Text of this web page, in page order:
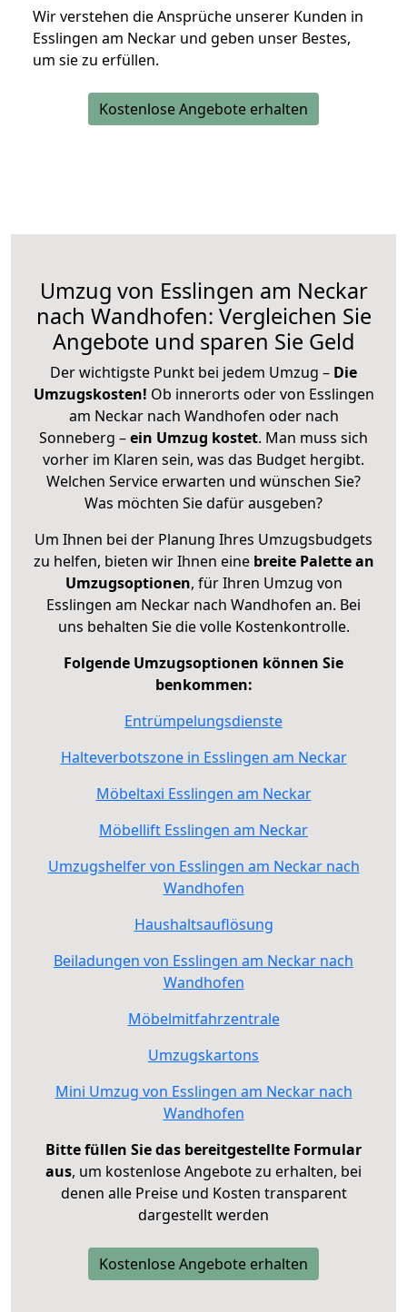
Wir verstehen die Ansprüche unserer Kunden in
Esslingen am Neckar und geben unser Bestes,
um sie zu erfüllen.
Kostenlose Angebote erhalten
Umzug von Esslingen am Neckar
nach Wandhofen: Vergleichen Sie
Angebote und sparen Sie Geld
Der wichtigste Punkt bei jedem Umzug – Die
Umzugskosten! Ob innerorts oder von Esslingen
am Neckar nach Wandhofen oder nach
Sonneberg –ein Umzug kostet. Man muss sich
vorher im Klaren sein, was das Budget hergibt.
Welchen Service erwarten und wünschen Sie?
Was möchten Sie dafür ausgeben?
Um Ihnen bei der Planung Ihres Umzugsbudgets
zu helfen, bieten wir Ihnen eine breite Palette an
Umzugsoptionen, für Ihren Umzug von
Esslingen am Neckar nach Wandhofen an. Bei
uns behalten Sie die volle Kostenkontrolle.
Folgende Umzugsoptionen können Sie
benkommen:
Entrümpelungsdienste
Halteverbotszone in Esslingen am Neckar
Möbeltaxi Esslingen am Neckar
Möbellift Esslingen am Neckar
Umzugshelfer von Esslingen am Neckar nach
Wandhofen
Haushaltsauflösung
Beiladungen von Esslingen am Neckar nach
Wandhofen
Möbelmitfahrzentrale
Umzugskartons
Mini Umzug von Esslingen am Neckar nach
Wandhofen
Bitte füllen Sie das bereitgestellte Formular
aus, um kostenlose Angebote zu erhalten, bei
denen alle Preise und Kosten transparent
dargestellt werden
Kostenlose Angebote erhalten